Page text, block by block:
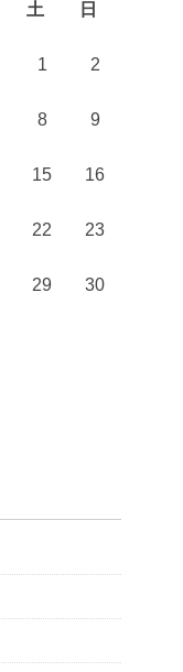
土 日
1 2
8 9
15 16
22 23
29 30